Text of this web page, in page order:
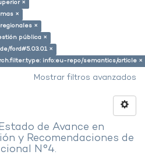
×
×
×
pública ×
ford#5.03.01 ×
info:eu-repo/semantics/article ×
Mostrar filtros avanzados
de Avance en
y Recomendaciones de
N°4.